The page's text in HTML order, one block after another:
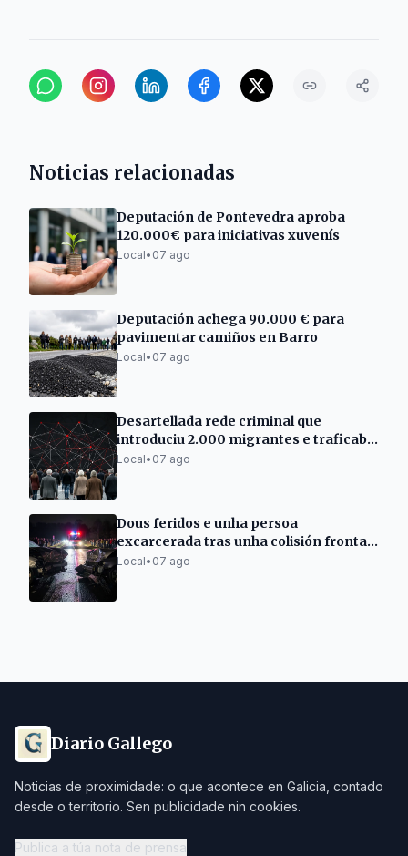
Noticias relacionadas
Deputación de Pontevedra aproba
120.000€ para iniciativas xuvenís
Local• 07 ago
Deputación achega 90.000 € para
pavimentar camiños en Barro
Local• 07 ago
Desartellada rede criminal que
introduciu 2.000 migrantes e traficaba
con drogas
Local• 07 ago
Dous feridos e unha persoa
excarcerada tras unha colisión frontal
en Carballedo
Local• 07 ago
Diario Gallego
Noticias de proximidade: o que acontece en Galicia, contado
desde o territorio. Sen publicidade nin cookies.
Publica a túa nota de prensa